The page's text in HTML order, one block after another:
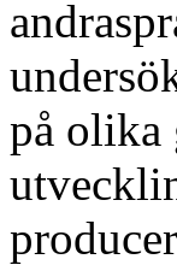
på olika